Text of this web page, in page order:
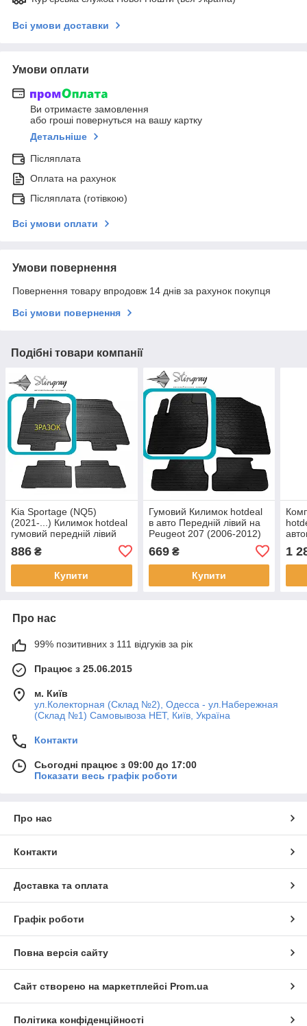
Всі умови доставки
Умови оплати
Ви отримаєте замовлення
або гроші повернуться на вашу картку
Детальніше
Післяплата
Оплата на рахунок
Післяплата (готівкою)
Всі умови оплати
Умови повернення
Повернення товару впродовж 14 днів за рахунок покупця
Всі умови повернення
Подібні товари компанії
Kia Sportage (NQ5)
(2021-...) Килимок hotdeal
гумовий передній лівий
886 ₴
Купити
Гумовий Килимок hotdeal
в авто Передній лівий на
Peugeot 207 (2006-2012)
669₴
Купити
1
Про нас
99% позитивних з 111 відгуків за рік
Працює з 25.06.2015
м. Київ
ул.Колекторная (Склад №2), Одесса - ул.Набережная
(Склад №1) Самовывоза НЕТ, Київ, Україна
Контакти
Сьогодні працює з 09:00 до 17:00
Показати весь графік роботи
Про нас
Контакти
Доставка та оплата
Графік роботи
Повна версія сайту
Сайт створено на маркетплейсі Prom.ua
Політика конфіденційності